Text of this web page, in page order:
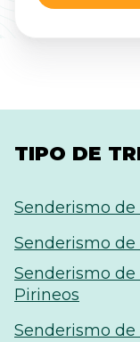
TIPO DE
Senderismo
Senderismo
Senderismo
Pirineos
Senderismo